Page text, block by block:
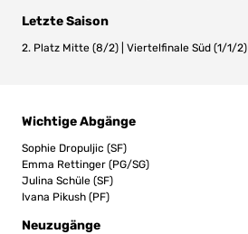
Letzte Saison
2. Platz Mitte (8/2) | Viertelfinale Süd (1/1/2)
Wichtige Abgänge
Sophie Dropuljic (SF)
Emma Rettinger (PG/SG)
Julina Schüle (SF)
Ivana Pikush (PF)
Neuzugänge